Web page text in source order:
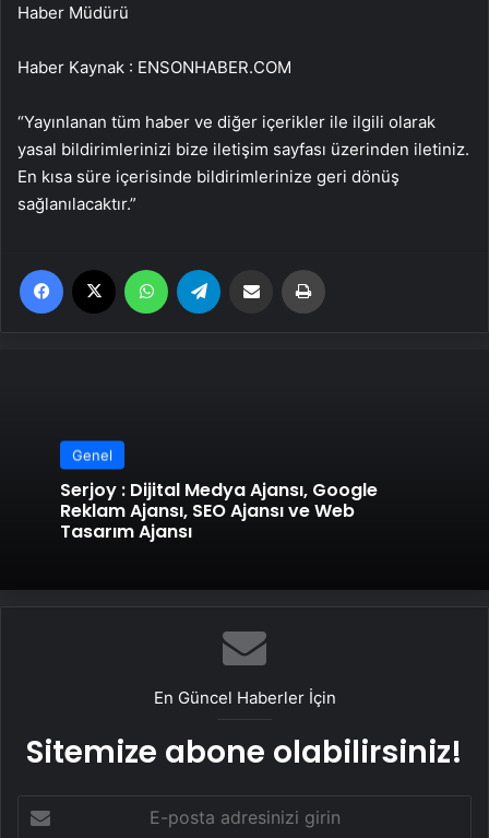
Haber Müdürü
Haber Kaynak : ENSONHABER.COM
“Yayınlanan tüm haber ve diğer içerikler ile ilgili olarak
yasal bildirimlerinizi bize iletişim sayfası üzerinden iletiniz.
En kısa süre içerisinde bildirimlerinize geri dönüş
sağlanılacaktır.”
Facebook WhatsApp Email'den paylaş
Genel
Serjoy : Dijital Medya Ajansı, Google
Reklam Ajansı, SEO Ajansı ve Web
Tasarım Ajansı
En Güncel Haberler İçin
Sitemize abone olabilirsiniz!
posta